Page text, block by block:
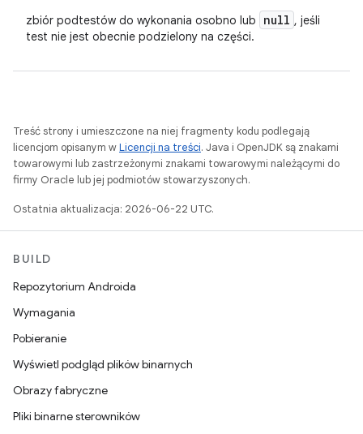
zbiór podtestów do wykonania osobno lub null , jeśli
test nie jest obecnie podzielony na części.
Treść strony i umieszczone na niej fragmenty kodu podlegają
licencjom opisanym wLicencji na treści. Java i OpenJDK są znakami
towarowymi lub zastrzeżonymi znakami towarowymi należącymi do
firmy Oracle lub jej podmiotów stowarzyszonych.
Ostatnia aktualizacja: 2026-06-22 UTC.
BUILD
Repozytorium Androida
Wymagania
Pobieranie
Wyświetl podgląd plików binarnych
Obrazy fabryczne
Pliki binarne sterowników